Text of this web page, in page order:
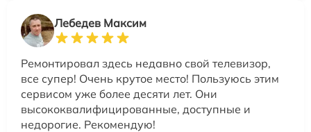
Лебедев Максим
Ремонтировал здесь недавно свой телевизор,
все супер! Очень крутое место! Пользуюсь этим
сервисом уже более десяти лет. Они
высококвалифицированные, доступные и
недорогие. Рекомендую!